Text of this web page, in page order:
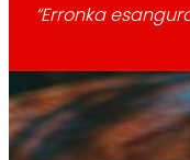
“Erronka